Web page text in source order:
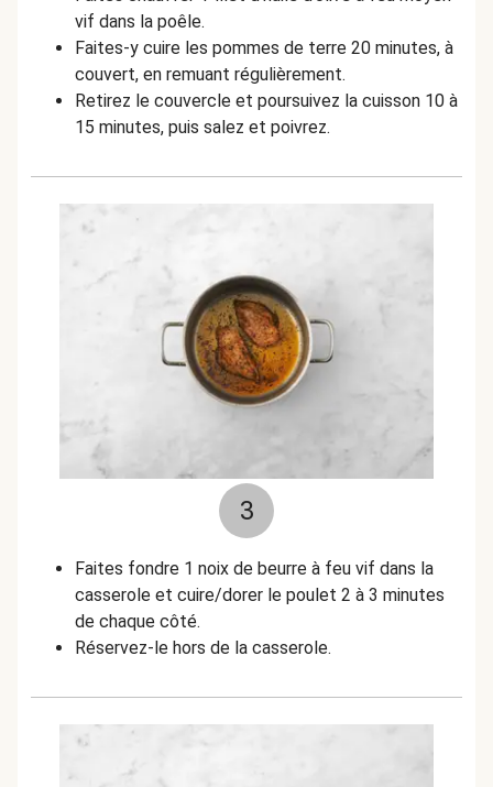
vif dans la poêle.
Faites-y cuire les pommes de terre 20 minutes, à
couvert, en remuant régulièrement.
Retirez le couvercle et poursuivez la cuisson 10 à
15 minutes, puis salez et poivrez.
3
Faites fondre 1 noix de beurre à feu vif dans la
casserole et cuire/dorer le poulet 2 à 3 minutes
de chaque côté.
Réservez-le hors de la casserole.